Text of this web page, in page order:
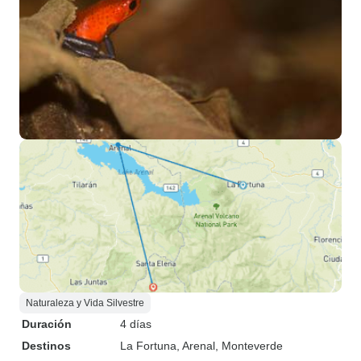
personas de mi grupo se retiraron,
pero sin duda te recomiendo que
leas la política de cancelación con
mucho cuidado. Pude conseguir
un reembolso parcial para una
persona, pero no para la segunda,
porque ya habíamos superado el
plazo de reembolso. En general,
disfruté mucho del viaje. Las
excursiones fueron fantásticas, el
equipo fue muy atento y la
flexibilidad estuvo muy bien. Solo
echo de menos que los detalles
del itinerario hubieran estado más
claros de antemano.
Naturaleza y Vida Silvestre
Duración
4 días
Destinos
La Fortuna , Arenal , Monteverde